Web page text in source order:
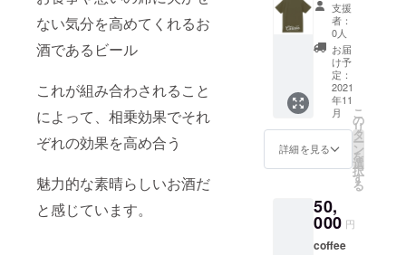
ない気分を高めてくれるお
酒であるビール
これが組み合わされること
によって、相乗効果でそれ
ぞれの効果を高め合う
魅力的な素晴らしいお酒だ
と感じています。
コー
ヒー1
パッ
ク オ
リジナ
ル栓抜
き1点
CARLO
VAオリ
ジナル
コー
ヒー
ビール
飲み比
べセッ
ト（巧
～
takumi
～4本
kira～4
本）
CARLO
VAオリ
支援
者：
0人
お届
け予
定：
2021
年11
月
詳細を見る
こ
の
リ
タ
ー
ン
を
選
択
す
る
50,
000 円
coffee